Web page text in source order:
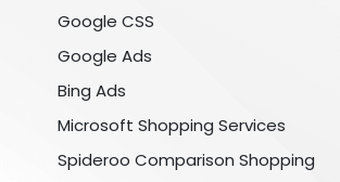
Google CSS
Google Ads
Bing Ads
Microsoft Shopping Services
Spideroo Comparison Shopping